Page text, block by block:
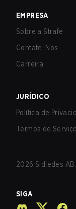
EMPRESA
Sobre a Strafe
Contate-Nos
Carreira
JURÍDICO
Política de
Termos de Serviço
2026 Sidledes
SIGA